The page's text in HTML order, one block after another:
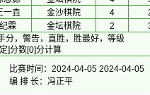
一垚 金沙棋院 4
纪霖 金坛棋院 2
分，警告，直胜，胜最好，等级
]分数[0]分计算
比赛时间：2024-04-05 2024-04-05
编 排 长：冯正平